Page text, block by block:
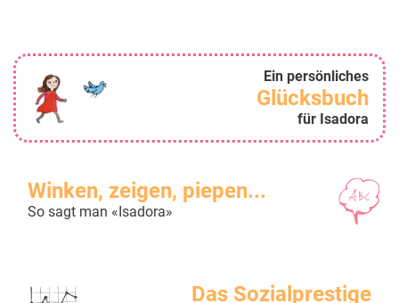
Ein persönliches
Glücksbuch
für Isadora
Winken, zeigen, piepen...
So sagt man «Isadora»
Das Sozialprestige